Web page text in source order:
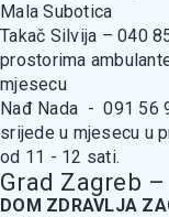
Mala Subotica
Takač Silvija – 040
prostorima
mjesecu
Nađ Nada - 091 56
srijede u mjesecu u
od 11 - 12 sati.
Grad Zagreb
DOM ZDRAVLJA